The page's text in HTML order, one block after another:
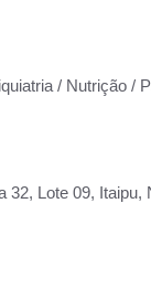
/ Nutrição /
Lote 09, Itaipu,